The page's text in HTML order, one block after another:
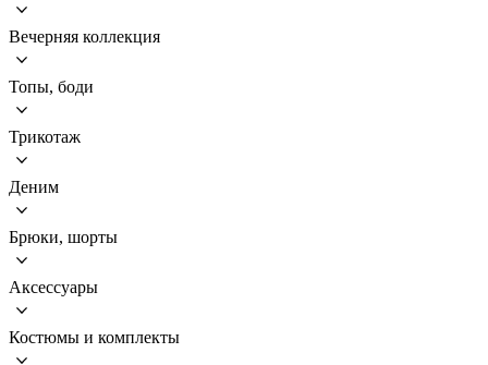
Вечерняя коллекция
Топы, боди
Трикотаж
Деним
Брюки, шорты
Аксессуары
Костюмы и комплекты